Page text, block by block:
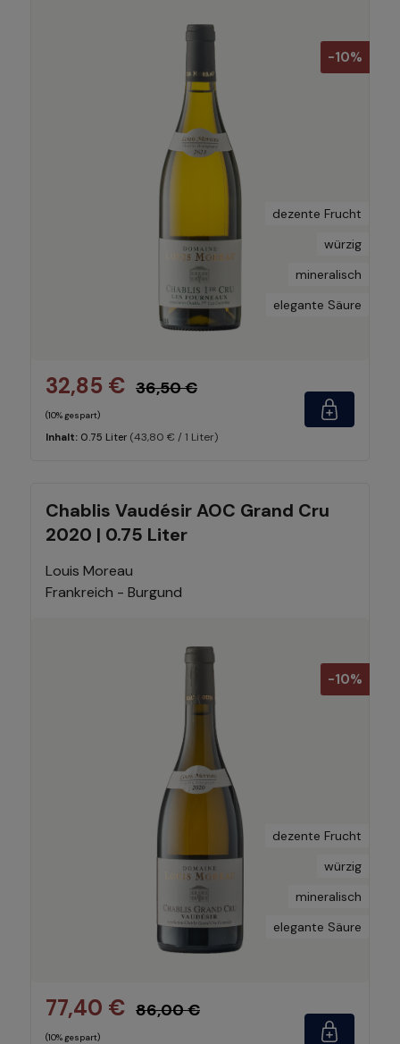
-10%
dezente Frucht
würzig
mineralisch
elegante Säure
32,85 € 36,50 €
(10% gespart)
Inhalt: 0.75 Liter (43,80 € / 1 Liter)
Chablis Vaudésir AOC Grand Cru
2020 | 0.75 Liter
Louis Moreau
Frankreich - Burgund
-10%
dezente Frucht
würzig
mineralisch
elegante Säure
77,40 € 86,00 €
(10% gespart)